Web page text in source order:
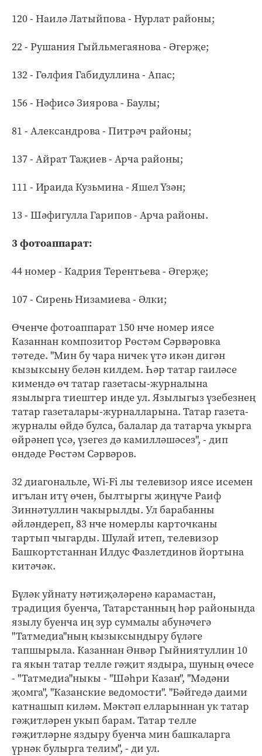
120 - Наилә Латыйпова - Нурлат районы;
22 - Рушания Гыйльмегаянова - Әгерҗе;
132 - Гөлфия Габидуллина - Апас;
156 - Нәфисә Зиярова - Баулы;
81 - Александрова - Питрәч районы;
137 - Айрат Таҗиев - Арча районы;
111 - Ираида Кузьмина - Яшел Үзән;
13 - Шәфигулла Гарипов - Арча районы.
3 фотоаппарат:
44 номер - Кадрия Терентьева - Әгерҗе;
107 - Сирень Низамиева - Әлки;
Өченче фотоаппарат 150 нче номер иясе
Казаннан композитор Рөстәм Сәрвәровка
тәтеде. "Мин бу чара ничек үтә икән дигән
кызыксыну белән килдем. Һәр татар гаиләсе
кимендә өч татар газетасы-журналына
язылырга тиештер инде ул. Язылыгыз үзебезнең
татар газеталары-журналларына. Татар газета-
журналы өйдә булса, балалар да татарча укырга
өйрәнеп үсә, үзегез дә камилләшәсез", - дип
өндәде Рөстәм Сәрвәров.
32 диагональле, Wi-Fi лы телевизор иясе исемен
игълан итү өчен, былтыргы җиңүче Раиф
Зиннәтуллин чакырылды. Ул барабанны
әйләндереп, 83 нче номерлы карточканы
тартып чыгарды. Шулай итеп, телевизор
Башкортстаннан Илдус Фазлетдинов йортына
китәчәк.
Бүләк уйнату нәтиҗәләренә карамастан,
традиция буенча, Татарстанның һәр районында
язылу буенча иң зур суммалы абунәчегә
"Татмедиа"ның кызыксындыру бүләге
тапшырыла. Казаннан Әнвәр Гыйниятуллин 10
га якын татар телле гәҗит яздыра, шуның өчесе
- "Татмедиа"ныкы - "Шәһри Казан", "Мәдәни
җомга", "Казанские ведомости". "Бәйгедә даими
катнашып киләм. Мәктәп елларыннан ук татар
гәҗитләрен укып барам. Татар телле
гәҗитләрне яздыру буенча мин башкаларга
үрнәк булырга телим", - ди ул.